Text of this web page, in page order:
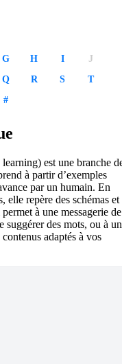
G H I J
Q R S T
#
est une branche
à partir d’exemples
par un humain. En
elle repère des schémas et
à une messagerie de
suggérer des mots, ou à un
adaptés à vos